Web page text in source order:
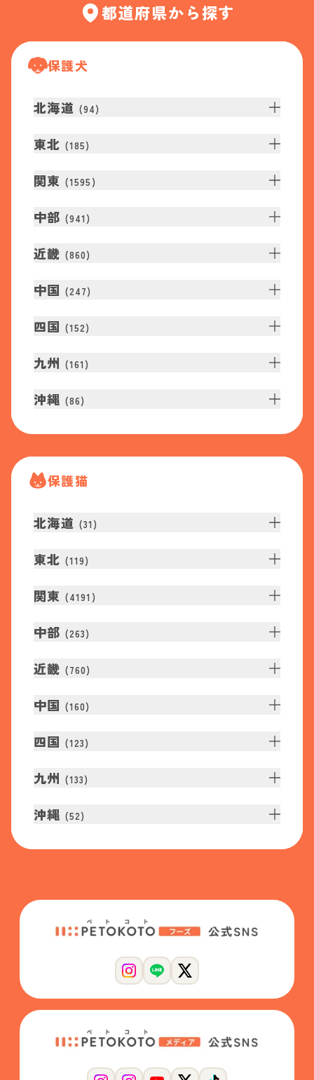
都道府県から探す
保護犬
北海道 (94)
東北 (185)
関東 (1595 )
中部 (941 )
近畿 (860)
中国 (247)
四国 (152)
九州 (161 )
沖縄 (86)
保護猫
北海道 (31 )
東北 (119)
関東 (4191 )
中部 (263)
近畿 (760)
中国 (160)
四国 (123)
九州 (133)
沖縄 (52)